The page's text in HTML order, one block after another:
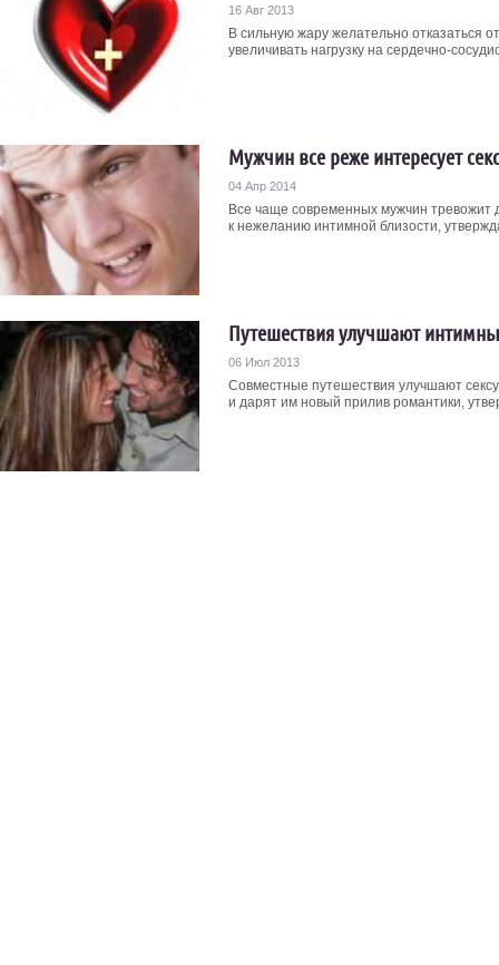
16 Авг 2013
В сильную жару желательно отказаться
увеличивать нагрузку на сердечно-
Мужчин все реже интересует секс
04 Апр 2014
Все чаще современных мужчин тревожит
к нежеланию интимной близости,
Путешествия улучшают
06 Июл 2013
Совместные путешествия улучшают
и дарят им новый прилив романтики,